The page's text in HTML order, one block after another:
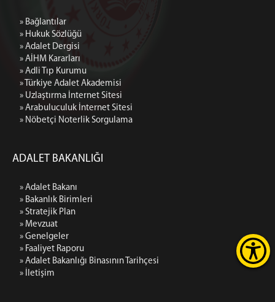
» Bağlantılar
» Hukuk Sözlüğü
» Adalet Dergisi
» AİHM Kararları
» Adli Tıp Kurumu
» Türkiye Adalet Akademisi
» Uzlaştırma İnternet Sitesi
» Arabuluculuk İnternet Sitesi
» Nöbetçi Noterlik Sorgulama
ADALET BAKANLIĞI
» Adalet Bakanı
» Bakanlık Birimleri
» Stratejik Plan
» Mevzuat
» Genelgeler
» Faaliyet Raporu
» Adalet Bakanlığı Binasının Tarihçesi
» İletişim